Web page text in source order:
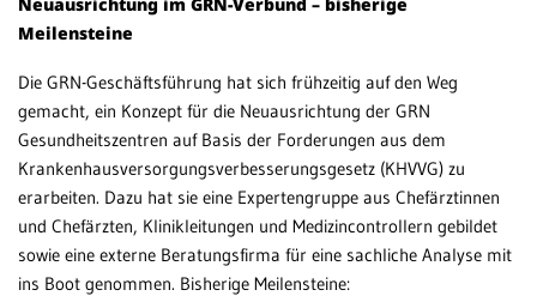
Patientenportal
Karriere
Barrierefreiheit
STANDORTE
Eberbach
Meilensteine
Die GRN-Geschäftsführung hat sich frühzeitig auf den Weg
gemacht, ein Konzept für die Neuausrichtung der GRN
Gesundheitszentren auf Basis der Forderungen aus dem
Krankenhausversorgungsverbesserungsgesetz (KHVVG) zu
erarbeiten. Dazu hat sie eine Expertengruppe aus Chefärztinnen
und Chefärzten, Klinikleitungen und Medizincontrollern gebildet
sowie eine externe Beratungsfirma für eine sachliche Analyse mit
ins Boot genommen. Bisherige Meilensteine: